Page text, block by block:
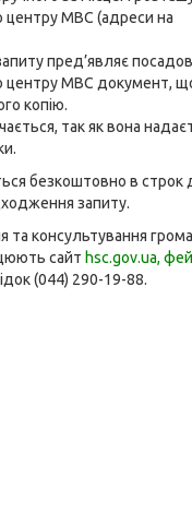
центру МВС (адреси на
пред’являє
центру МВС документ,
копію.
так як вона
безкоштовно в строк
запиту.
консультування
сайт hsc.gov.ua,
(044) 290-19-88.